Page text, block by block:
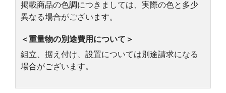
掲載商品の色調につきましては、実際の色と多少
異なる場合がございます。
＜重量物の別途費用について＞
組立、据え付け、設置については別途請求になる
場合がございます。